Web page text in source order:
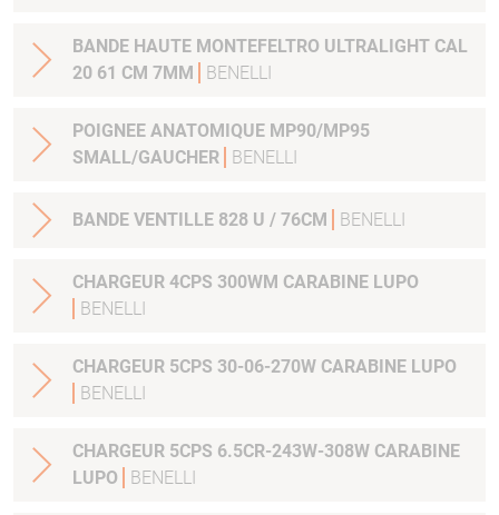
BANDE HAUTE MONTEFELTRO ULTRALIGHT CAL
20 61 CM 7MM
BENELLI
POIGNEE ANATOMIQUE MP90/MP95
SMALL/GAUCHER
BENELLI
BANDE VENTILLE 828 U / 76CM BENELLI
CHARGEUR 4CPS 300WM CARABINE LUPO
BENELLI
CHARGEUR 5CPS 30-06-270W CARABINE LUPO
BENELLI
CHARGEUR 5CPS 6.5CR-243W-308W CARABINE
LUPO
BENELLI